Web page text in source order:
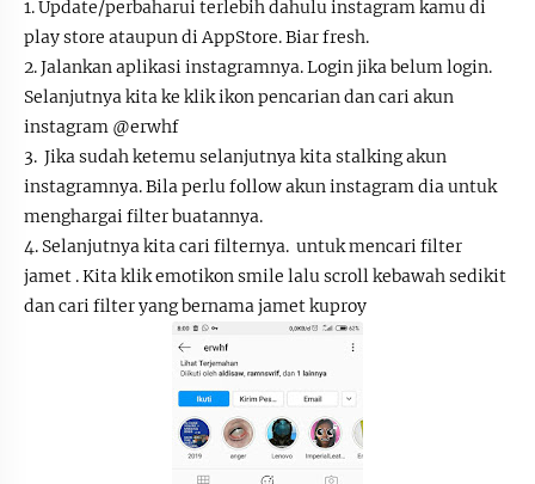
1. Update/perbaharui terlebih dahulu instagram kamu di
play store ataupun di AppStore. Biar fresh.
2. Jalankan aplikasi instagramnya. Login jika belum login.
Selanjutnya kita ke klik ikon pencarian dan cari akun
instagram @erwhf
3. Jika sudah ketemu selanjutnya kita stalking akun
instagramnya. Bila perlu follow akun instagram dia untuk
menghargai filter buatannya.
4. Selanjutnya kita cari filternya. untuk mencari filter
jamet . Kita klik emotikon smile lalu scroll kebawah sedikit
dan cari filter yang bernama jamet kuproy